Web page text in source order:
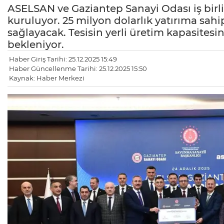
ASELSAN ve Gaziantep Sanayi Odası iş
kuruluyor. 25 milyon dolarlık yatırıma
sağlayacak. Tesisin yerli üretim
bekleniyor.
Haber Giriş Tarihi: 25.12.2025 15:49
Haber Güncellenme Tarihi: 25.12.2025 15:50
Kaynak: Haber Merkezi